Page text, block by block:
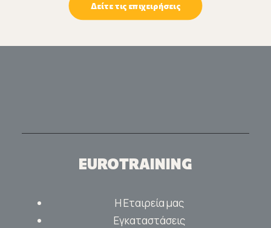
Δείτε τις επιχειρήσεις
EUROTRAINING
Η Εταιρεία μας
Εγκαταστάσεις